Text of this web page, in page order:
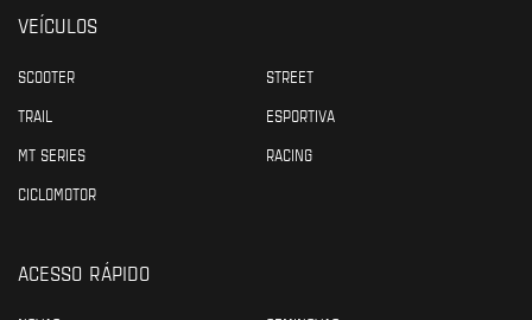
VEÍCULOS
SCOOTER
STREET
TRAIL
ESPORTIVA
MT SERIES
RACING
CICLOMOTOR
ACESSO RÁPIDO